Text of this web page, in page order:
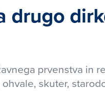
drugo
prvenstva in
skuter,